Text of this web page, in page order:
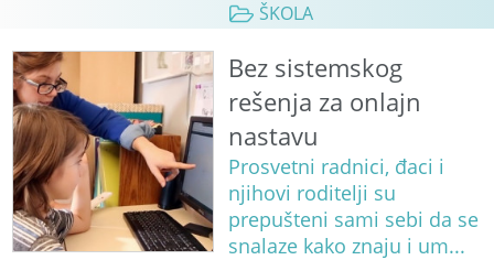
ŠKOLA
Bez sistemskog
rešenja za onlajn
nastavu
Prosvetni radnici, đaci i
njihovi roditelji su
prepušteni sami sebi da se
snalaze kako znaju i um...